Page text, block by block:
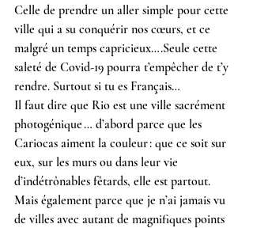
Celle de prendre un aller simple pour cette
ville qui a su conquérir nos cœurs, et ce
malgré un temps capricieux….Seule cette
saleté de Covid-19 pourra t’empêcher de t’y
rendre. Surtout si tu es Français…
Il faut dire que Rio est une ville sacrément
photogénique … d’abord parce que les
Cariocas aiment la couleur : que ce soit sur
eux, sur les murs ou dans leur vie
d’indétrônables fêtards, elle est partout.
Mais également parce que je n’ai jamais vu
de villes avec autant de magnifiques points